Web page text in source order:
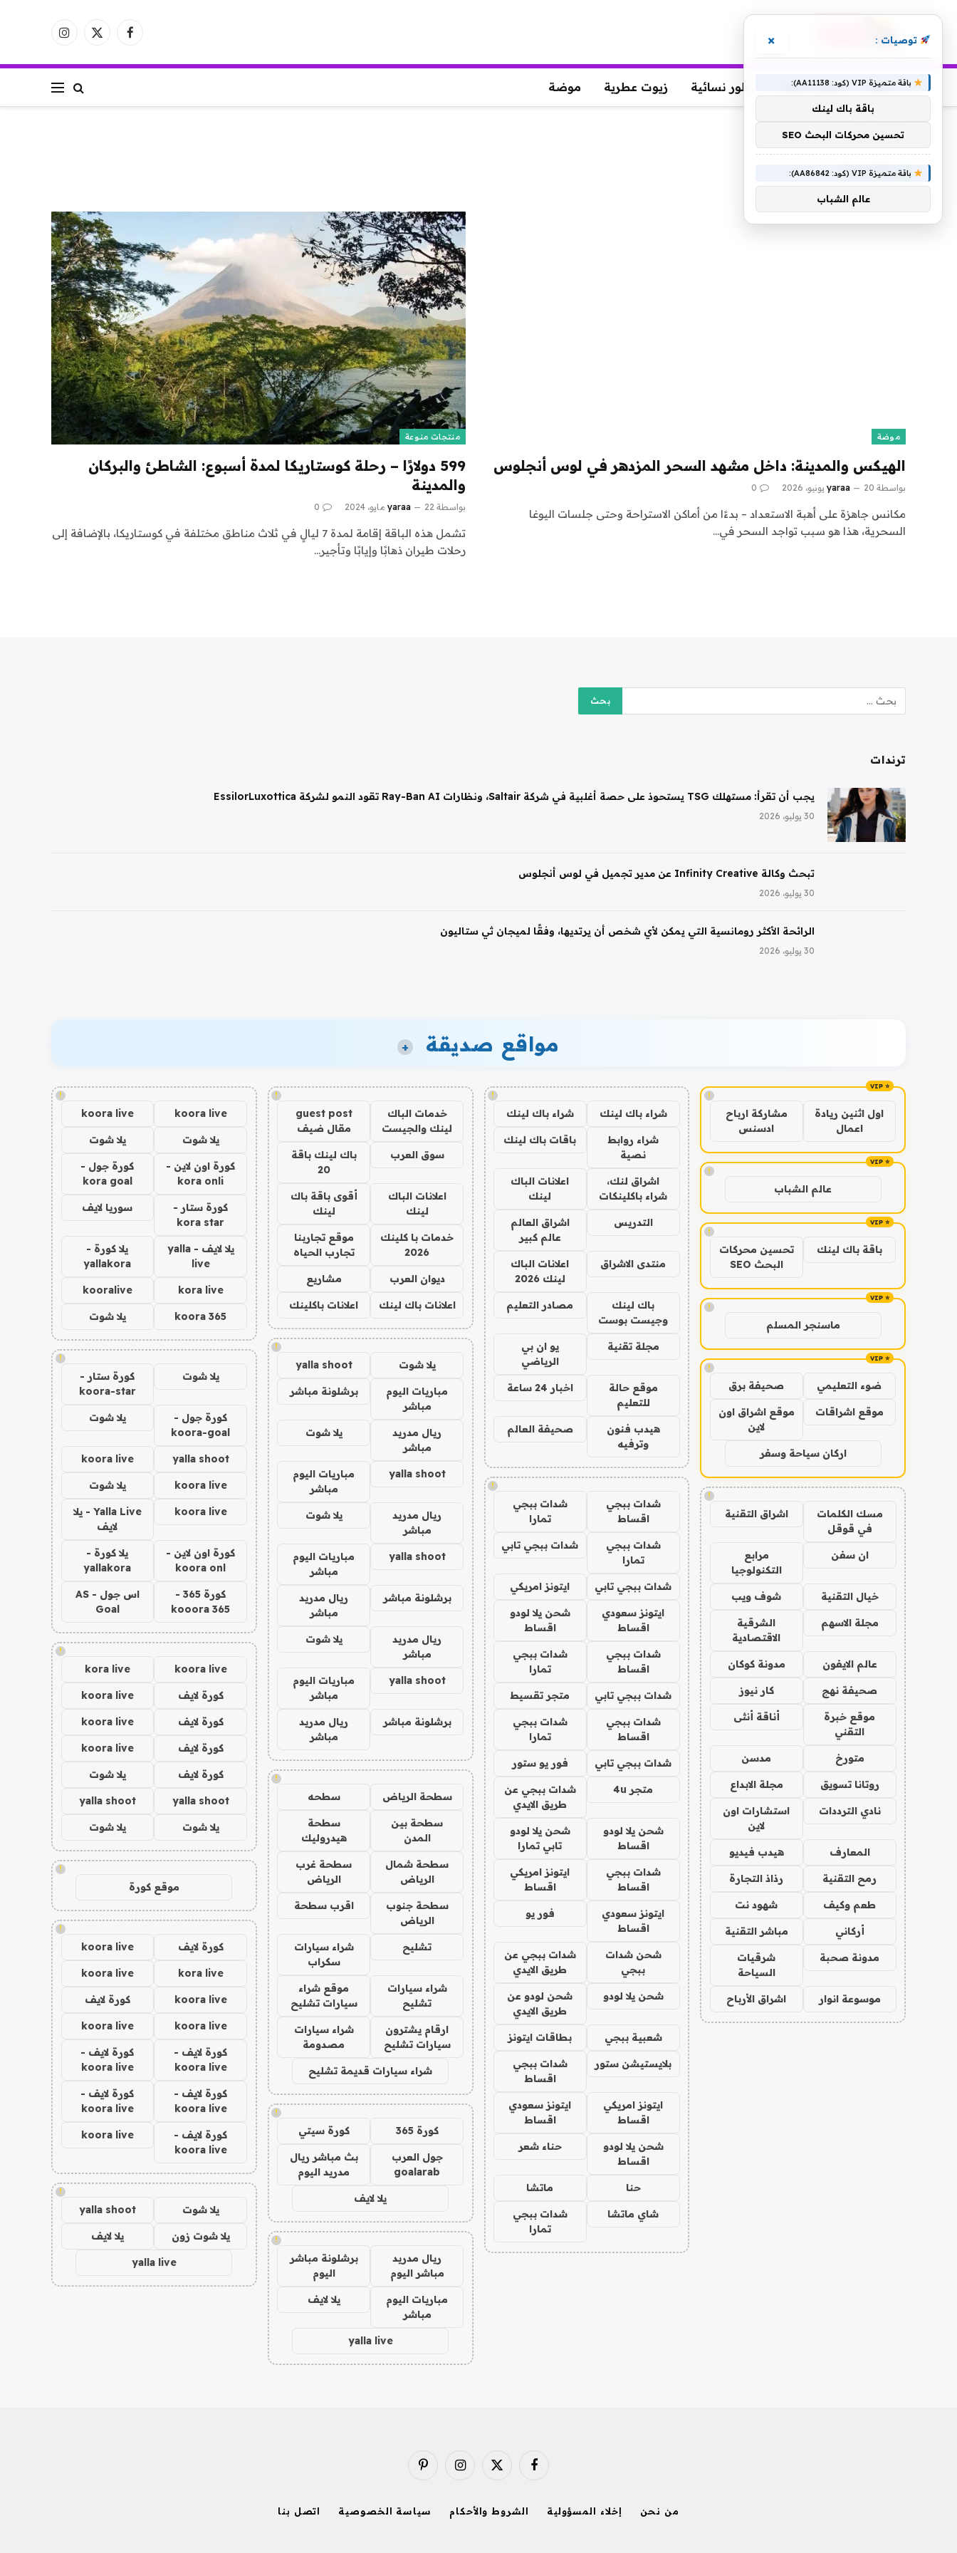
فيسبوكX
الانستغرام
عطور عطور رجالية عطور نسائية زيوت عطرية موضة
والمدينة
موضة
الهيكس والمدينة: داخل مشهد السحر المزدهر في لوس أنجلوس
بواسطة yaraa 20 يونيو، 2026 0
مكانس جاهزة على أهبة الاستعداد – بدءًا من أماكن الاستراحة وحتى جلسات اليوغا
السحرية، هذا هو سبب تواجد السحر في…
منتجات منوعة
599 دولارًا – رحلة كوستاريكا لمدة أسبوع: الشاطئ والبركان
والمدينة
بواسطة yaraa 22 مايو، 2024 0
تشمل هذه الباقة إقامة لمدة 7 ليالٍ في ثلاث مناطق مختلفة في كوستاريكا، بالإضافة إلى
رحلات طيران ذهابًا وإيابًا وتأجير…
ترندات
يجب أن تقرأ: مستهلك TSG يستحوذ على حصة أغلبية في شركة Saltair، ونظارات Ray-Ban AI تقود النمو لشركة EssilorLuxottica
30 يوليو، 2026
تبحث وكالة Infinity Creative عن مدير تجميل في لوس أنجلوس
30 يوليو، 2026
الرائحة الأكثر رومانسية التي يمكن لأي شخص أن يرتديها، وفقًا لميجان ثي ستاليون
30 يوليو، 2026
مواقع صديقة +
!
اول اثنين ريادة
اعمال
مشاركة ارباح
ادسنس
!
عالم الشباب
!
باقة باك لينك
تحسين محركات
البحث SEO
!
ماسنجر المسلم
!
ضوء التعليمي صحيفة برق
موقع اشراقات
موقع اشراق اون
لاين
اركان سياحة وسفر
!
مسك الكلمات
في قوقل
اشراق التقنية
ان سفن
مرابع
التكنولوجيا
خيال التقنية شوف ويب
مجلة الاسهم
الشرقية
الاقتصادية
عالم الايفون مدونة كوكان
صحيفة نهج كار نيوز
موقع خبرة
التقني
أناقة أنثى
متورخ مدسن
روتانا تسويق مجلة الابداع
نادي الترددات
استشارات اون
لاين
المعارف هيدب فيديو
رمح التقنية رذاذ التجارة
طعم وكيف شهود نت
أركاني مباشر التقنية
مدونة صحبة
شرقيات
السياحة
موسوعة انوار اشراق الأرباح
!
شراء باك لينك شراء باك لينك
شراء روابط
نصية
باقات باك لينك
اشراق لنك،
شراء باكلينكات
اعلانات الباك
لينك
التدريس
اشراق العالم
عالم كبير
منتدى الاشراق
اعلانات الباك
لينك 2026
باك لينك
وجيست بوست
مصادر التعليم
مجلة تقنية
يو ان بي
الرياضي
موقع حالة
للتعليم
اخبار 24 ساعة
هيدب فنون
وترفيه
صحيفة العالم
!
شدات ببجي
اقساط
شدات ببجي
تمارا
شدات ببجي
تمارا
شدات ببجي تابي
شدات ببجي تابي ايتونز امريكي
ايتونز سعودي
اقساط
شحن يلا لودو
اقساط
شدات ببجي
اقساط
شدات ببجي
تمارا
شدات ببجي تابي متجر تقسيط
شدات ببجي
اقساط
شدات ببجي
تمارا
شدات ببجي تابي فور يو ستور
متجر 4u
شدات ببجي عن
طريق الايدي
شحن يلا لودو
اقساط
شحن يلا لودو
تابي تمارا
شدات ببجي
اقساط
ايتونز امريكي
اقساط
ايتونز سعودي
اقساط
فور يو
شحن شدات
ببجي
شدات ببجي عن
طريق الايدي
شحن يلا لودو
شحن لودو عن
طريق الايدي
شعبية ببجي بطاقات ايتونز
بلايستيشن ستور
شدات ببجي
اقساط
ايتونز امريكي
اقساط
ايتونز سعودي
اقساط
شحن يلا لودو
اقساط
حناء شعر
حنا ماتشا
شاي ماتشا
شدات ببجي
تمارا
!
خدمات الباك
لينك والجيست
guest post
مقال ضيف
سوق العرب
باك لينك باقة
20
اعلانات الباك
لينك
أقوى باقة باك
لينك
خدمات با كلينك
2026
موقع تجاربنا
تجارب الحياه
ديوان العرب مشاريع
اعلانات باك لينك اعلانات باكلينك
!
يلا شوت yalla shoot
مباريات اليوم
مباشر
برشلونة مباشر
ريال مدريد
مباشر
يلا شوت
yalla shoot
مباريات اليوم
مباشر
ريال مدريد
مباشر
يلا شوت
yalla shoot
مباريات اليوم
مباشر
برشلونة مباشر
ريال مدريد
مباشر
ريال مدريد
مباشر
يلا شوت
yalla shoot
مباريات اليوم
مباشر
برشلونة مباشر
ريال مدريد
مباشر
!
سطحة الرياض سطحه
سطحة بين
المدن
سطحة
هيدروليك
سطحة شمال
الرياض
سطحة غرب
الرياض
سطحة جنوب
الرياض
اقرب سطحة
تشليح
شراء سيارات
سكراب
شراء سيارات
تشليح
موقع شراء
سيارات تشليح
ارقام يشترون
سيارات تشليح
شراء سيارات
مصدومة
شراء سيارات قديمة تشليح
!
كورة 365 كورة سيتي
جول العرب
goalarab
بث مباشر ريال
مدريد اليوم
يلا لايف
!
ريال مدريد
مباشر اليوم
برشلونة مباشر
اليوم
مباريات اليوم
مباشر
يلا لايف
yalla live
!
koora live
koora live
يلا شوت يلا شوت
كورة اون لاين -
kora onli
كورة جول -
kora goal
كورة ستار -
kora star
سوريا لايف
يلا لايف - yalla
live
يلا كورة -
yallakora
kora live
kooralive
koora 365 يلا شوت
!
يلا شوت
كورة ستار -
koora-star
كورة جول -
koora-goal
يلا شوت
yalla shoot
koora live
koora live يلا شوت
koora live
Yalla Live - يلا
لايف
كورة اون لاين -
koora onl
يلا كورة -
yallakora
كورة 365 -
kooora 365
اس جول - AS
Goal
!
koora live
kora live
كورة لايف koora live
كورة لايف koora live
كورة لايف koora live
كورة لايف يلا شوت
yalla shoot
yalla shoot
يلا شوت يلا شوت
!
موقع كورة
!
كورة لايف koora live
kora live
koora live
koora live كورة لايف
koora live
koora live
كورة لايف -
koora live
كورة لايف -
koora live
كورة لايف -
koora live
كورة لايف -
koora live
كورة لايف -
koora live
koora live
!
يلا شوت yalla shoot
يلا شوت زون يلا لايف
yalla live
توصيات : ×
باقة متميزة VIP (كود: AA11138):
باقة باك لينك
تحسين محركات البحث SEO
باقة متميزة VIP (كود: AA86842):
عالم الشباب
فيسبوك X
الانستغرامبينتيريست
من نحن إخلاء المسؤولية الشروط والأحكام سياسة الخصوصية اتصل بنا